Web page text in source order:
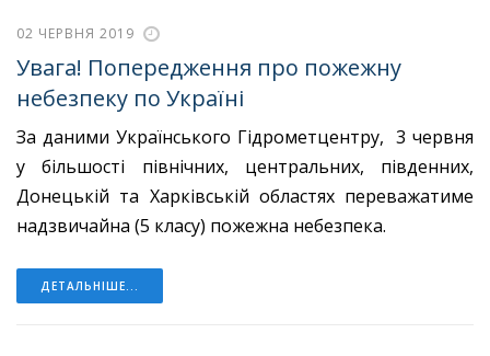
02 ЧЕРВНЯ 2019
Увага! Попередження про пожежну
небезпеку по Україні
За даними Українського Гідрометцентру, 3 червня
у більшості північних, центральних, південних,
Донецькій та Харківській областях переважатиме
надзвичайна (5 класу) пожежна небезпека.
ДЕТАЛЬНІШЕ...